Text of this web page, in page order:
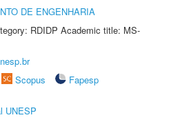
DE ENGENHARIA
RDIDP Academic title: MS-
Scopus
Fapesp
UNESP